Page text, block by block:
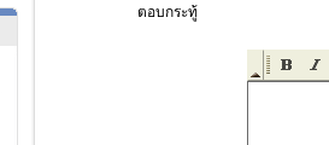
ตอบกระทู้